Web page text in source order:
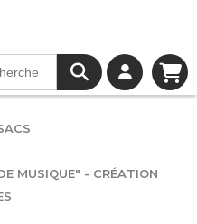
MUSIQUE" - CRÉATION